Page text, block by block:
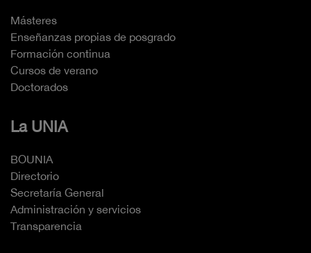
Másteres
Enseñanzas propias de posgrado
Formación continua
Cursos de verano
Doctorados
La UNIA
BOUNIA
Directorio
Secretaría General
Administración y servicios
Transparencia